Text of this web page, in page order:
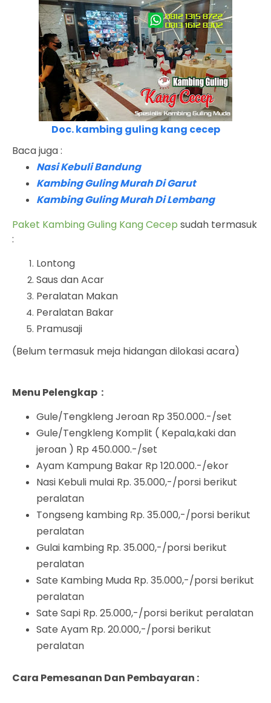
Doc. kambing guling kang cecep
Baca juga :
Nasi Kebuli Bandung
Kambing Guling Murah Di Garut
Kambing Guling Murah Di Lembang
Paket Kambing Guling Kang Cecep sudah termasuk
:
Lontong
Saus dan Acar
Peralatan Makan
Peralatan Bakar
Pramusaji
(Belum termasuk meja hidangan dilokasi acara)
Menu Pelengkap :
Gule/Tengkleng Jeroan Rp 350.000.-/set
Gule/Tengkleng Komplit ( Kepala,kaki dan
jeroan ) Rp 450.000.-/set
Ayam Kampung Bakar Rp 120.000.-/ekor
Nasi Kebuli mulai Rp. 35.000,-/porsi berikut
peralatan
Tongseng kambing Rp. 35.000,-/porsi berikut
peralatan
Gulai kambing Rp. 35.000,-/porsi berikut
peralatan
Sate Kambing Muda Rp. 35.000,-/porsi berikut
peralatan
Sate Sapi Rp. 25.000,-/porsi berikut peralatan
Sate Ayam Rp. 20.000,-/porsi berikut
peralatan
Cara Pemesanan Dan Pembayaran :